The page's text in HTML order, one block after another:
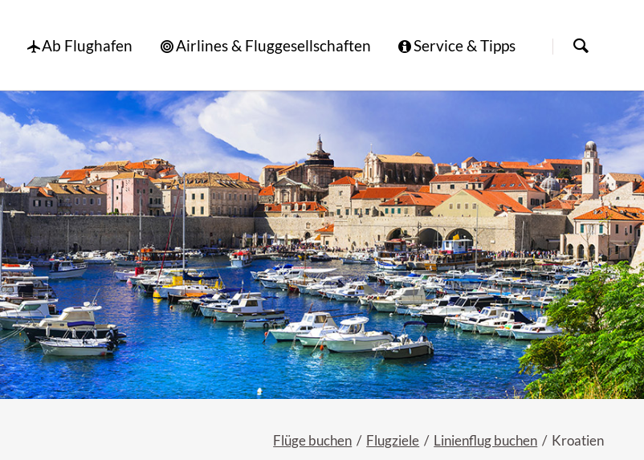
überspringen
Ab Flughafen Airlines & Fluggesellschaften Service & Tipps
Flüge buchen Flugziele Linienflug buchen Kroatien